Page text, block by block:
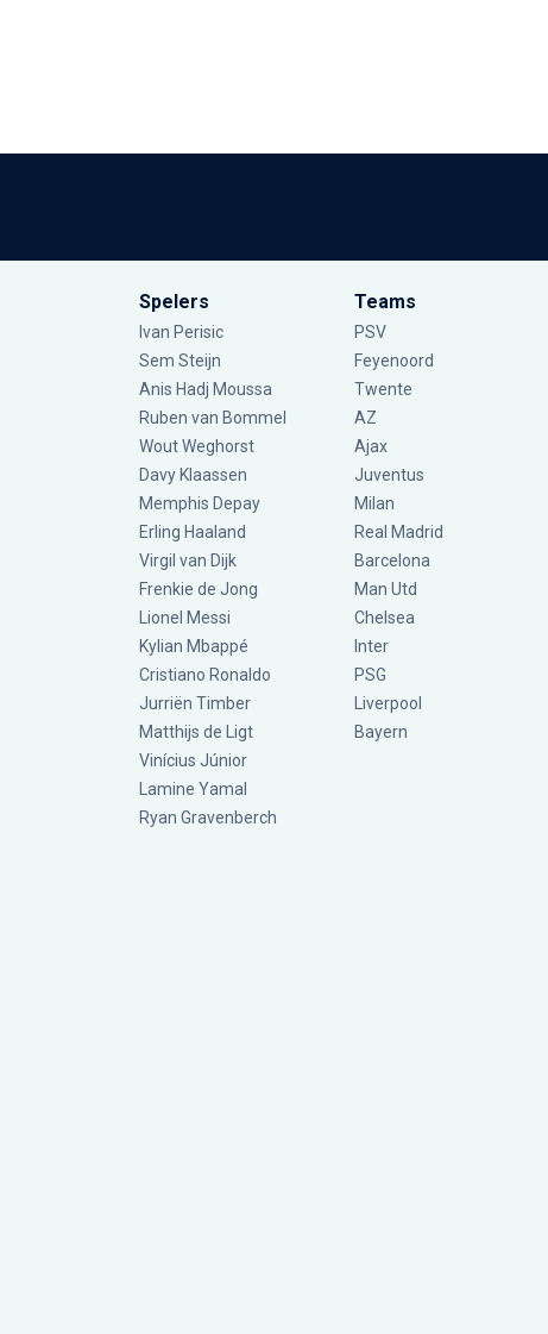
Spelers
Ivan Perisic
Sem Steijn
Anis Hadj Moussa
Ruben van Bommel
Wout Weghorst
Davy Klaassen
Memphis Depay
Erling Haaland
Virgil van Dijk
Frenkie de Jong
Lionel Messi
Kylian Mbappé
Cristiano Ronaldo
Jurriën Timber
Matthijs de Ligt
Vinícius Júnior
Lamine Yamal
Ryan Gravenberch
Teams
PSV
Feyenoord
Twente
AZ
Ajax
Juventus
Milan
Real Madrid
Barcelona
Man Utd
Chelsea
Inter
PSG
Liverpool
Bayern